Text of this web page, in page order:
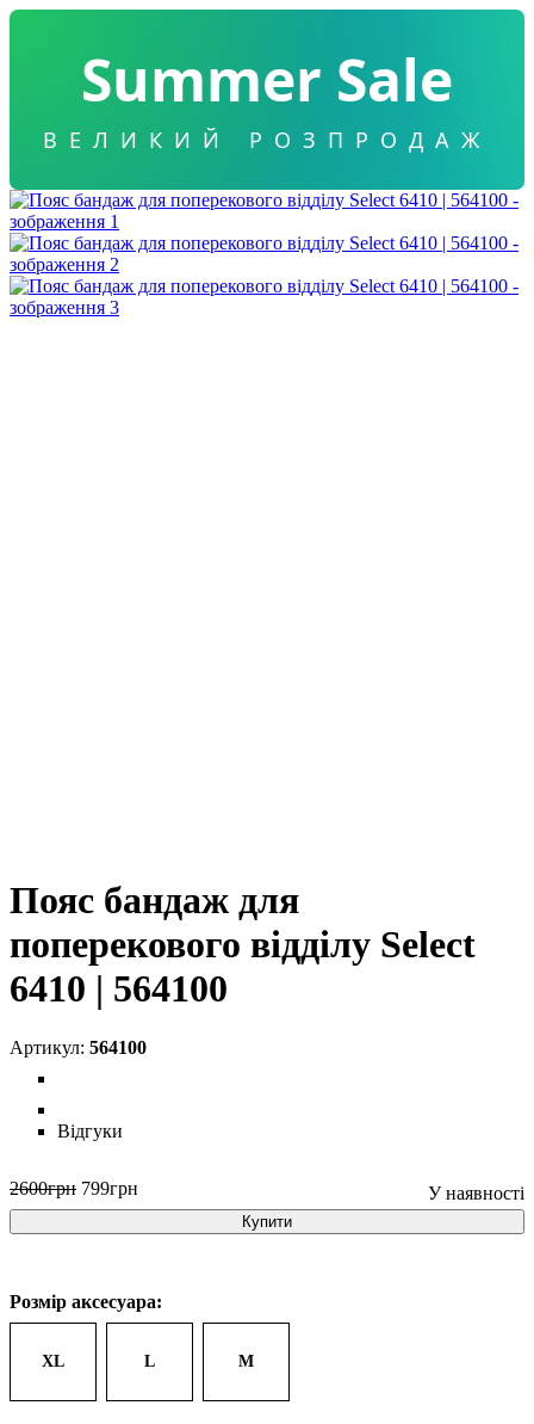
Summer Sale
ВЕЛИКИЙ РОЗПРОДАЖ
Пояс бандаж для
поперекового відділу Select
6410 | 564100
564100
Відгуки
2600грн 799грн
Купити
Розмір аксесуара:
XL L M